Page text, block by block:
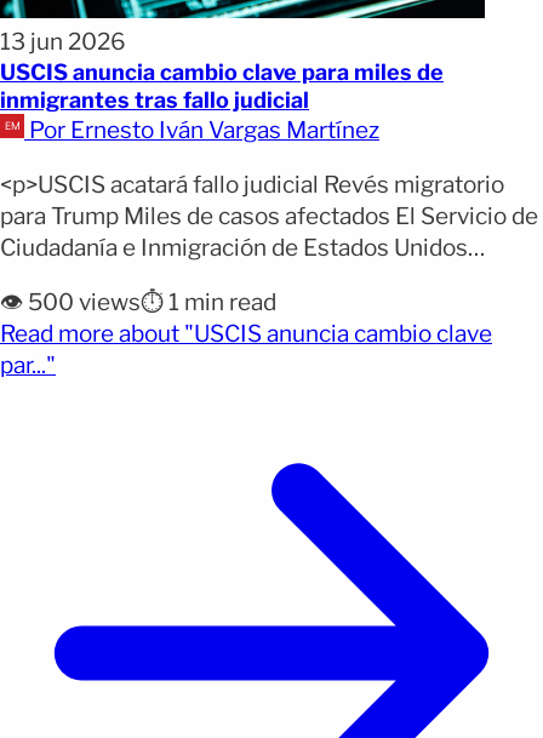
13 jun 2026
USCIS anuncia cambio clave para miles de
inmigrantes tras fallo judicial
Por Ernesto Iván Vargas Martínez
<p>USCIS acatará fallo judicial Revés migratorio
para Trump Miles de casos afectados El Servicio de
Ciudadanía e Inmigración de Estados Unidos
orden judicial que bloqueó las restricciones
impuestas por el presidente Donald Trump a
ciertos beneficios migratorios para ciudadanos de
👁️ 500 views⏱️ 1 min read
Read more about "USCIS anuncia cambio clave
par..."